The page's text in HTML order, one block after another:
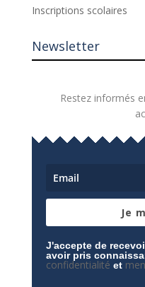
Inscriptions scolaires
Newsletter
Restez informés
Je
J'accepte de
avoir pris
confidentialité et